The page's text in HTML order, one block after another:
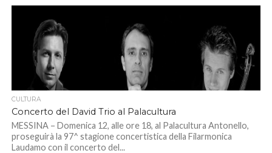
CULTURA
Concerto del David Trio al Palacultura
MESSINA – Domenica 12, alle ore 18, al Palacultura Antonello,
proseguirà la 97^ stagione concertistica della Filarmonica
Laudamo con il concerto del...